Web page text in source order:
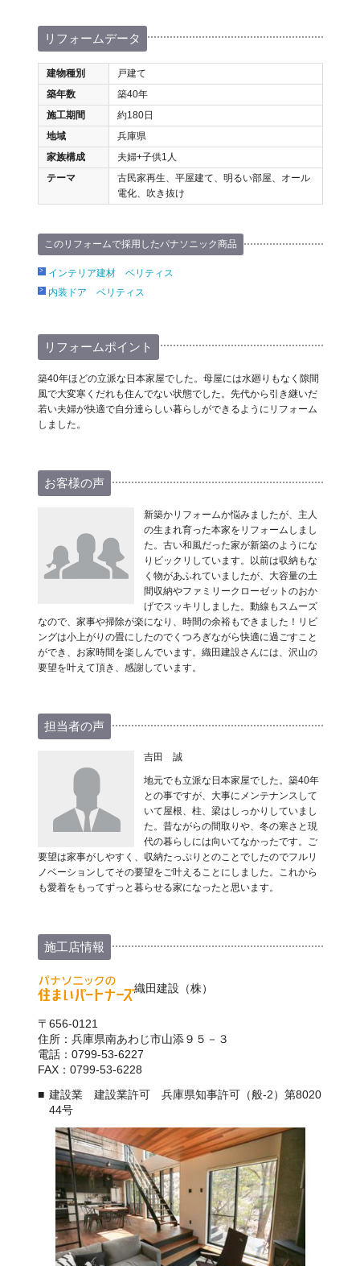
リフォームデータ
建物種別
戸建て
築年数
築40年
施工期間
約180日
地域
兵庫県
家族構成
夫婦+子供1人
テーマ
古民家再生、平屋建て、明るい部屋、オール
電化、吹き抜け
このリフォームで採用したパナソニック商品
インテリア建材 ベリティス
内装ドア ベリティス
リフォームポイント
築40年ほどの立派な日本家屋でした。母屋には水廻りもなく隙間
風で大変寒くだれも住んでない状態でした。先代から引き継いだ
若い夫婦が快適で自分達らしい暮らしができるようにリフォーム
しました。
お客様の声
新築かリフォームか悩みましたが、主人
の生まれ育った本家をリフォームしまし
た。古い和風だった家が新築のようにな
りビックリしています。以前は収納もな
く物があふれていましたが、大容量の土
間収納やファミリークローゼットのおか
げでスッキリしました。動線もスムーズ
なので、家事や掃除が楽になり、時間の余裕もできました！リビ
ングは小上がりの畳にしたのでくつろぎながら快適に過ごすこと
ができ、お家時間を楽しんでいます。織田建設さんには、沢山の
要望を叶えて頂き、感謝しています。
担当者の声
吉田 誠
地元でも立派な日本家屋でした。築40年
との事ですが、大事にメンテナンスして
いて屋根、柱、梁はしっかりしていまし
た。昔ながらの間取りや、冬の寒さと現
代の暮らしには向いてなかったです。ご
要望は家事がしやすく、収納たっぷりとのことでしたのでフルリ
ノベーションしてその要望をご叶えることにしました。これから
も愛着をもってずっと暮らせる家になったと思います。
施工店情報
織田建設（株）
〒656-0121
住所：兵庫県南あわじ市山添９５－３
電話：0799-53-6227
FAX：0799-53-6228
建設業 建設業許可 兵庫県知事許可（般-2）第8020
44号